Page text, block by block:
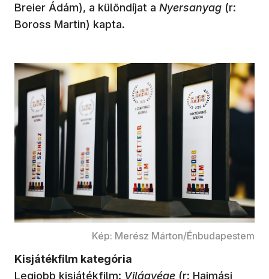
Breier Ádám), a különdíjat a Nyersanyag (r:
Boross Martin) kapta.
Kép: Merész Márton/Énbudapestem
Kisjátékfilm kategória
Legjobb kisjátékfilm: Világvége (r: Hajmási